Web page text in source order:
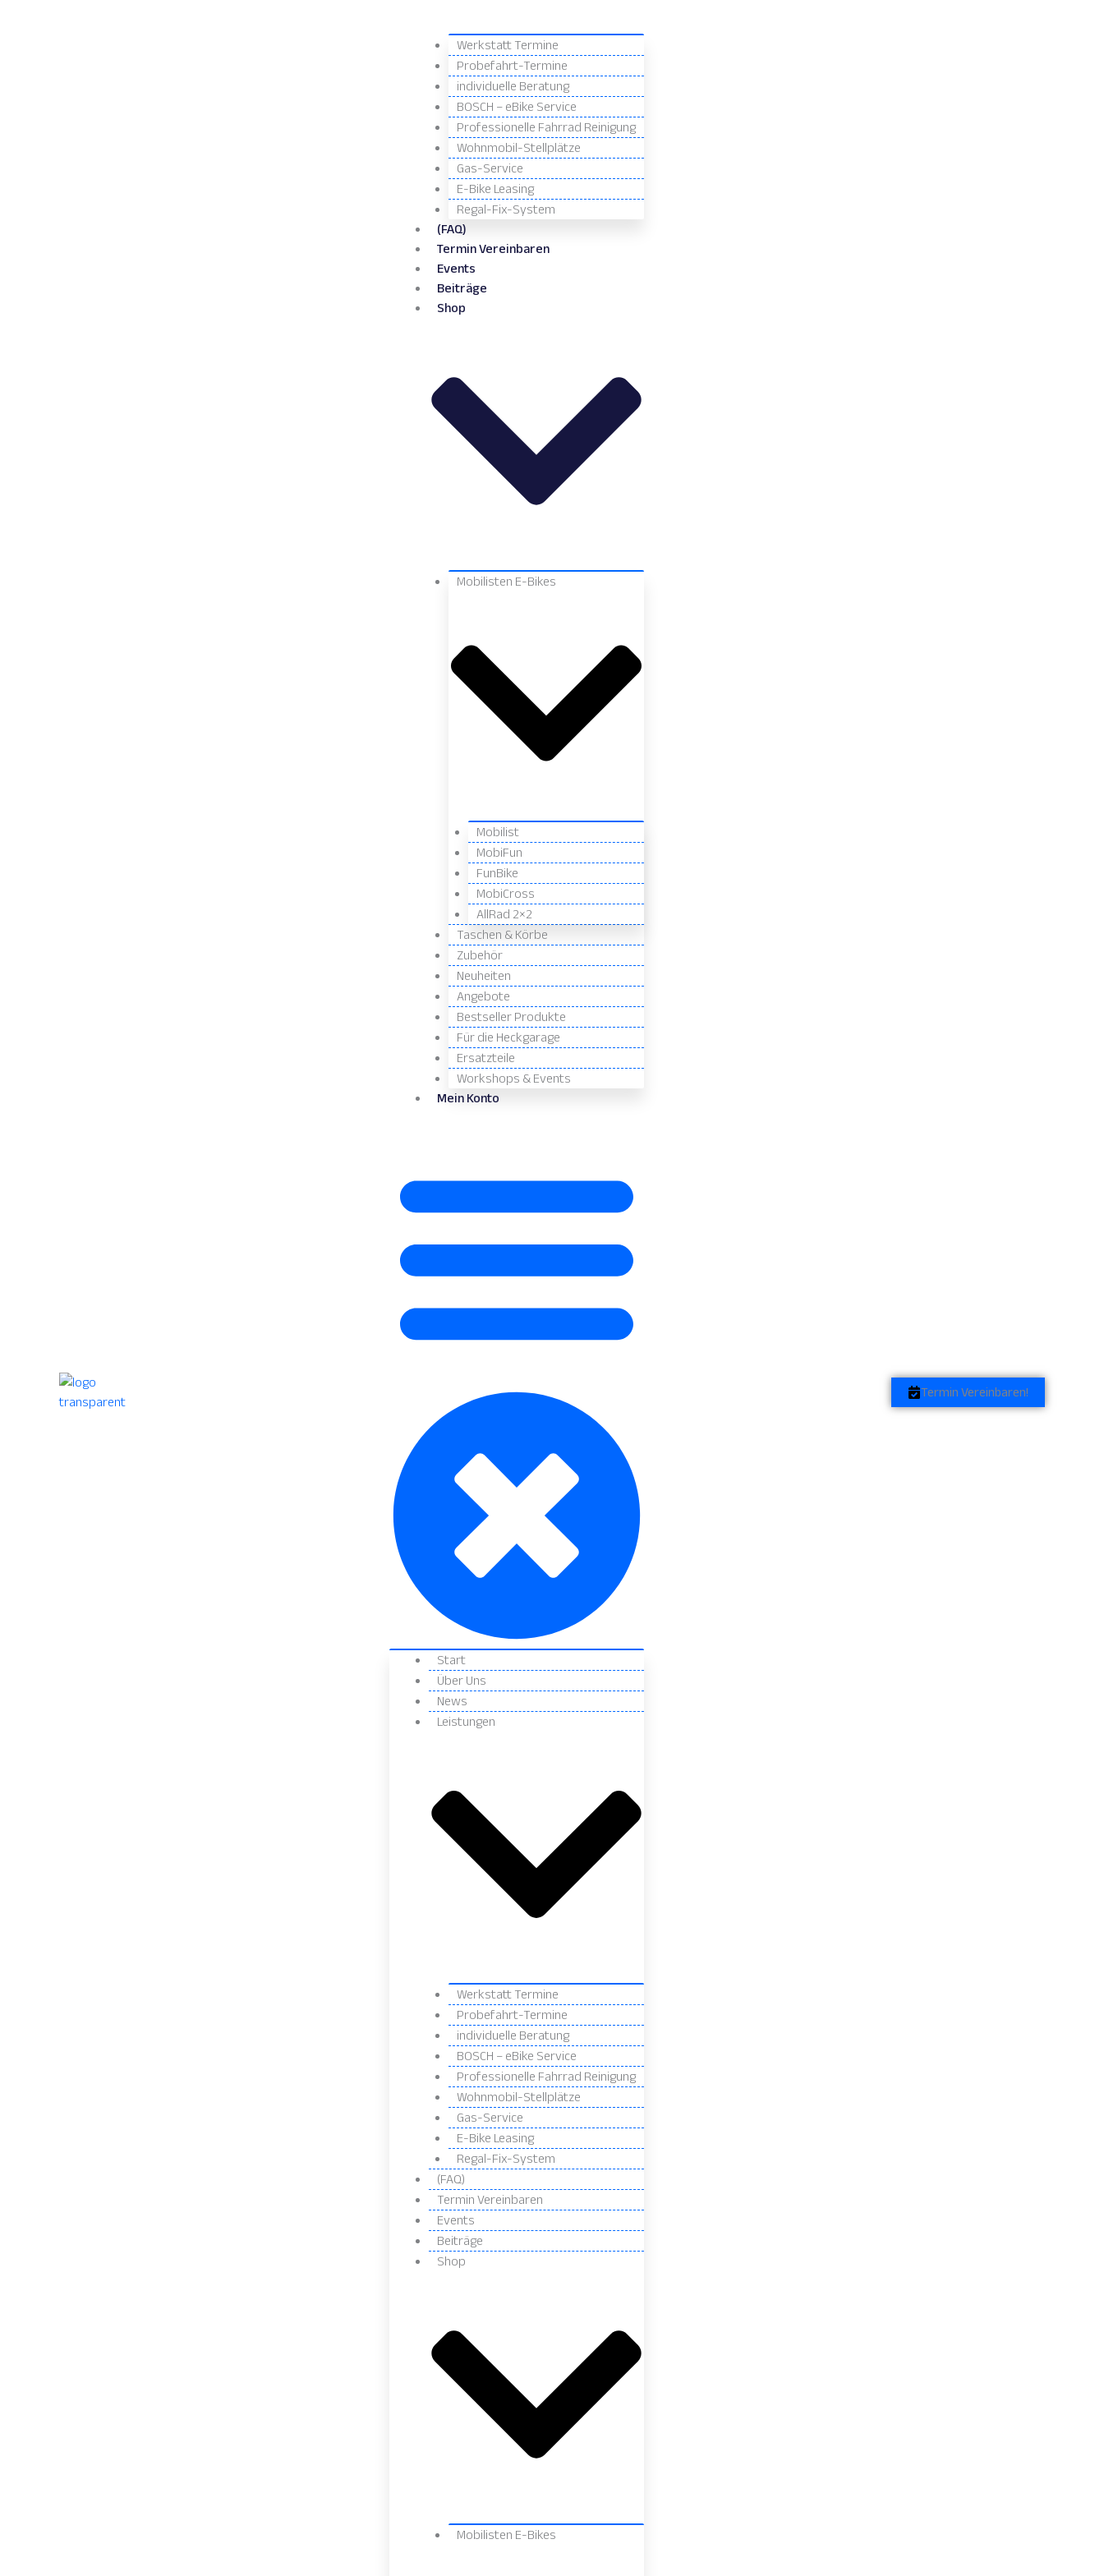
Werkstatt Termine
Probefahrt-Termine
individuelle Beratung
BOSCH – eBike Service
Professionelle Fahrrad Reinigung
Wohnmobil-Stellplätze
Gas-Service
E-Bike Leasing
Regal-Fix-System
(FAQ)
Termin Vereinbaren
Events
Beiträge
Shop
Mobilisten E-Bikes
Mobilist
MobiFun
FunBike
MobiCross
AllRad 2×2
Taschen & Körbe
Zubehör
Neuheiten
Angebote
Bestseller Produkte
Für die Heckgarage
Ersatzteile
Workshops & Events
Mein Konto
Start
Über Uns
News
Leistungen
Werkstatt Termine
Probefahrt-Termine
individuelle Beratung
BOSCH – eBike Service
Professionelle Fahrrad Reinigung
Wohnmobil-Stellplätze
Gas-Service
E-Bike Leasing
Regal-Fix-System
(FAQ)
Termin Vereinbaren
Events
Beiträge
Shop
Mobilisten E-Bikes
Termin Vereinbaren!